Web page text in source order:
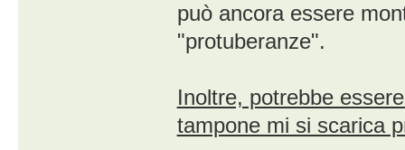
può ancora essere
"protuberanze".
Inoltre, potrebbe
tampone mi si scarica